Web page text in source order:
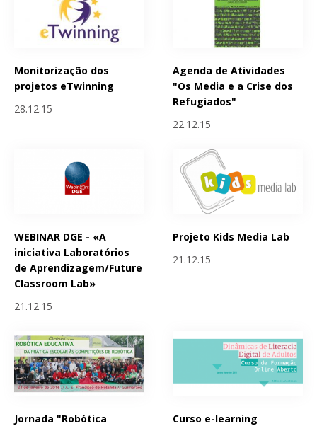
Monitorização dos
projetos eTwinning
28.12.15
Agenda de Atividades
"Os Media e a Crise dos
Refugiados"
22.12.15
WEBINAR DGE - «A
iniciativa Laboratórios
de Aprendizagem/Future
Classroom Lab»
21.12.15
Projeto Kids Media Lab
21.12.15
Jornada "Robótica
Curso e-learning